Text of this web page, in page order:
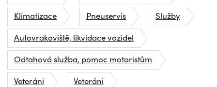
Klimatizace
Pneuservis
Služby
Autovrakoviště, likvidace vozidel
Odtahová služba, pomoc motoristům
Veteráni
Veteráni